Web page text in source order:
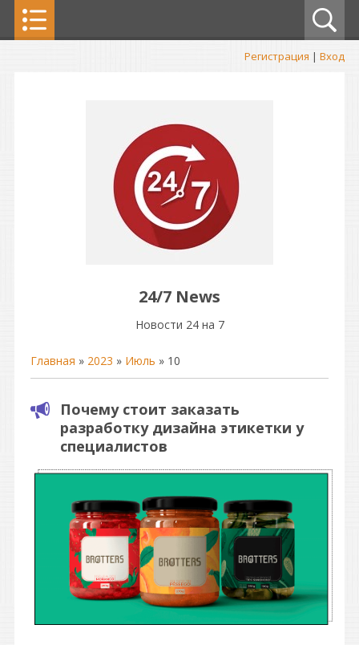
Регистрация | Вход
24/7 News
Новости 24 на 7
Главная » 2023 » Июль » 10
Почему стоит заказать
разработку дизайна этикетки у
специалистов